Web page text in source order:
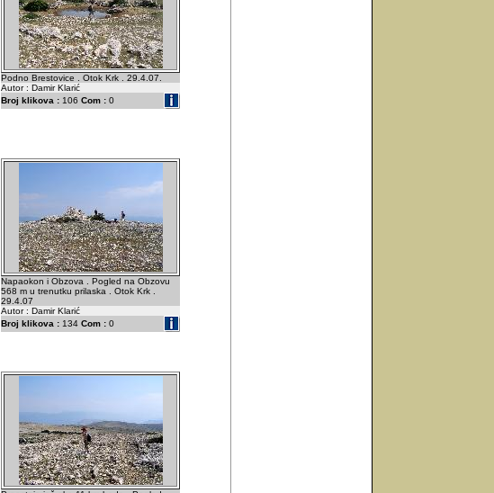
Podno Brestovice . Otok Krk . 29.4.07.
Autor : Damir Klarić
Broj klikova : 106 Com : 0
Napaokon i Obzova . Pogled na Obzovu
568 m u trenutku prilaska . Otok Krk .
29.4.07
Autor : Damir Klarić
Broj klikova : 134 Com : 0